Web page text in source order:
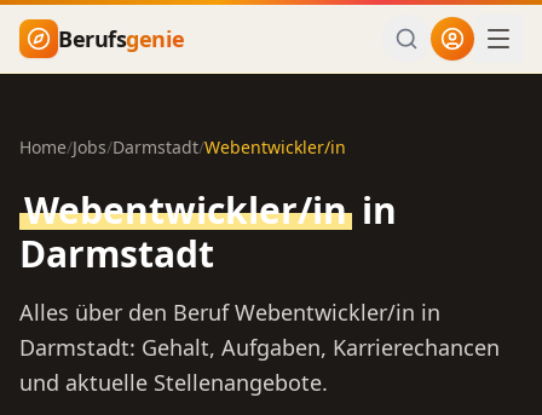
Zum Hauptinhalt springen
Berufsgenie
Home/Jobs/Darmstadt/Webentwickler/in
Webentwickler/in in
Darmstadt
Alles über den BerufWebentwickler/in in
Darmstadt: Gehalt, Aufgaben, Karrierechancen
und aktuelle Stellenangebote.